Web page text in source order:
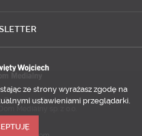
© 2014-2018
ze strony wyrażasz zgodę na
ustawieniami przeglądarki.